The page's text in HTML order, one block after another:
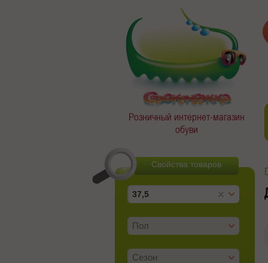
Розничный интернет-магазин
обуви
37,5
Пол
Сезон
Свойства товаров